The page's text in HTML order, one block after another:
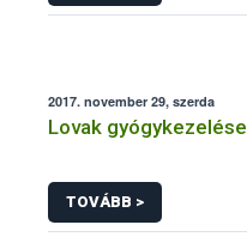
2017. november 29, szerda
Lovak gyógykezelése
TOVÁBB >